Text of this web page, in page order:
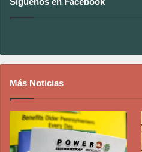
Más Noticias